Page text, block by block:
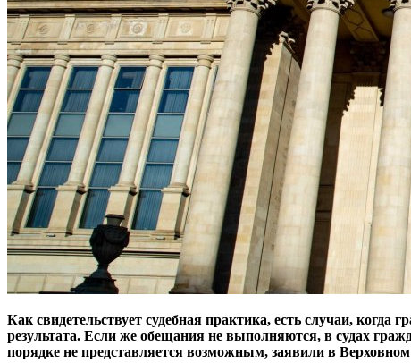
Как свидетельствует судебная практика, есть случаи,
результата. Если же обещания не выполняются, в судах
порядке не представляется возможным, заявили в